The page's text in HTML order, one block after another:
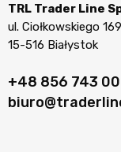
TRL Trader Line
ul. Ciołkowskiego 169
15-516 Białystok
+48 856 743